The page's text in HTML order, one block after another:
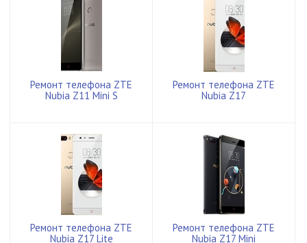
Ремонт телефона ZTE
Nubia Z11 Mini S
Ремонт телефона ZTE
Nubia Z17
Ремонт телефона ZTE
Nubia Z17 Lite
Ремонт телефона ZTE
Nubia Z17 Mini